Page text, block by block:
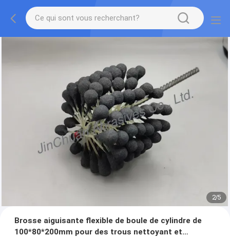
2/5
Brosse aiguisante flexible de boule de cylindre de
100*80*200mm pour des trous nettoyant et